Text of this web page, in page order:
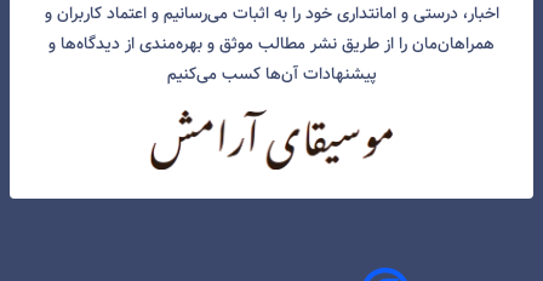
اخبار، درستی و امانتداری خود را به اثبات می‌رسانیم و اعتماد کاربران و
همراهان‌مان را از طریق نشر مطالب موثق و بهره‌مندی از دیدگاه‌ها و
پیشنهادات آن‌ها کسب می‌کنیم